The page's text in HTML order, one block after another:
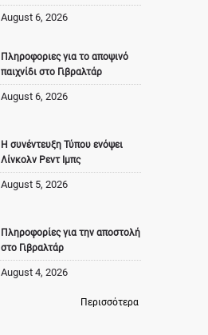
August 6, 2026
Πληροφοριες για το αποψινό
παιχνίδι στο Γιβραλτάρ
August 6, 2026
Η συνέντευξη Τύπου ενόψει
Λίνκολν Ρεντ Ιμπς
August 5, 2026
Πληροφορίες για την αποστολή
στο Γιβραλτάρ
August 4, 2026
Περισσότερα